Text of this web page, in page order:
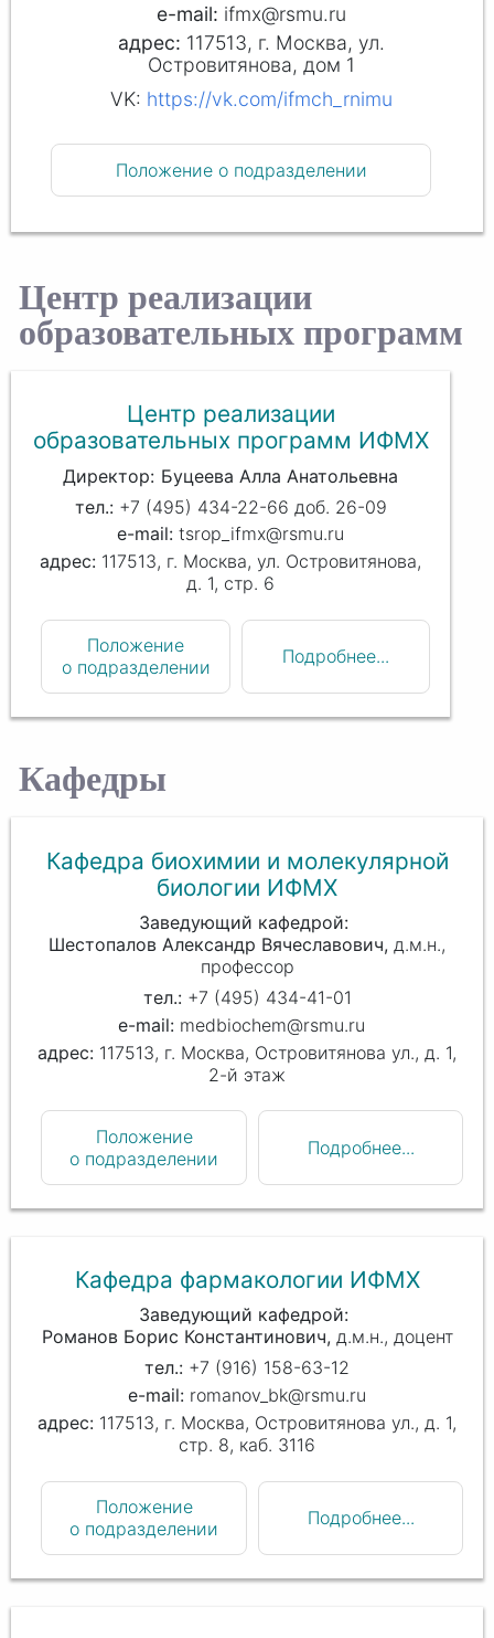
ifmx@rsmu.ru
117513, г. Москва, ул.
Островитянова, дом 1
VK: https://vk.com/ifmch_rnimu
Положение о подразделении
Центр реализации
образовательных программ
Центр реализации
образовательных программ ИФМХ
Директор Буцеева Алла Анатольевна
+7 (495) 434-22-66 доб. 26-09
tsrop_ifmx@rsmu.ru
117513, г. Москва, ул. Островитянова,
д. 1, стр. 6
Положение
о подразделении
Подробнее...
Кафедры
Кафедра биохимии и молекулярной
биологии ИФМХ
Заведующий кафедрой
Шестопалов Александр Вячеславович д.м.н.,
профессор
+7 (495) 434-41-01
medbiochem@rsmu.ru
117513, г. Москва, Островитянова ул., д. 1,
2-й этаж
Положение
о подразделении
Подробнее...
Кафедра фармакологии ИФМХ
Заведующий кафедрой
Романов Борис Константинович д.м.н., доцент
+7 (916) 158-63-12
romanov_bk@rsmu.ru
117513, г. Москва, Островитянова ул., д. 1,
стр. 8, каб. 3116
Положение
о подразделении
Подробнее...